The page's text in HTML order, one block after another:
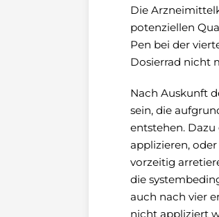
Die
potenziellen
Pen bei der
Dosierrad nicht
Nach Auskunft
sein, die
entstehen. Dazu
applizieren,
vorzeitig
die
auch nach vier
nicht appliziert